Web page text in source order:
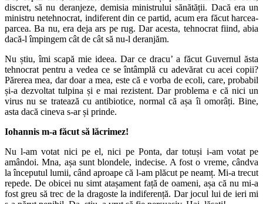
discret, să nu deranjeze, demisia ministrului sănătății. Dacă era un
ministru netehnocrat, indiferent din ce partid, acum era făcut harcea-
parcea. Ba nu, era deja ars pe rug. Dar acesta, tehnocrat fiind, abia
dacă-l împingem cât de cât să nu-l deranjăm.
Nu știu, îmi scapă mie ideea. Dar ce dracu’ a făcut Guvernul ăsta
tehnocrat pentru a vedea ce se întâmplă cu adevărat cu acei copii?
Părerea mea, dar doar a mea, este că e vorba de ecoli, care, probabil
și-a dezvoltat tulpina și e mai rezistent. Dar problema e că nici un
virus nu se tratează cu antibiotice, normal că așa îi omorâți. Bine,
asta dacă cineva s-ar și prinde.
Iohannis m-a făcut să lăcrimez!
Nu l-am votat nici pe el, nici pe Ponta, dar totuși i-am votat pe
amândoi. Mna, așa sunt blondele, indecise. A fost o vreme, cândva
la începutul lumii, când aproape că l-am plăcut pe neamț. Mi-a trecut
repede. De obicei nu simt atașament față de oameni, așa că nu mi-a
fost greu să trec de la dragoste la indiferență. Dar jocul lui de ieri mi